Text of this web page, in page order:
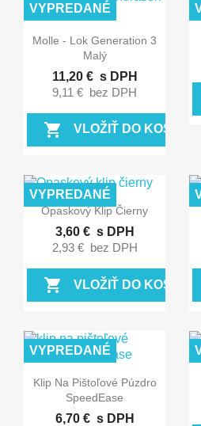
 Rýchly náhľad
Molle - Lok Generation 3
Malý
11,20 € s DPH
9,11 € bez DPH
shopping_cart VLOŽIŤ DO KOŠÍKA
VYPREDANÉ
Rýchly náhľad
Opaskový Klip Čierny
3,60 € s DPH
2,93 € bez DPH
shopping_cart VLOŽIŤ DO KOŠÍKA
VYPREDANÉ
Rýchly náhľad
Klip Na Pištoľové Púzdro
SpeedEase
6,70 € s DPH
VYPREDANÉ